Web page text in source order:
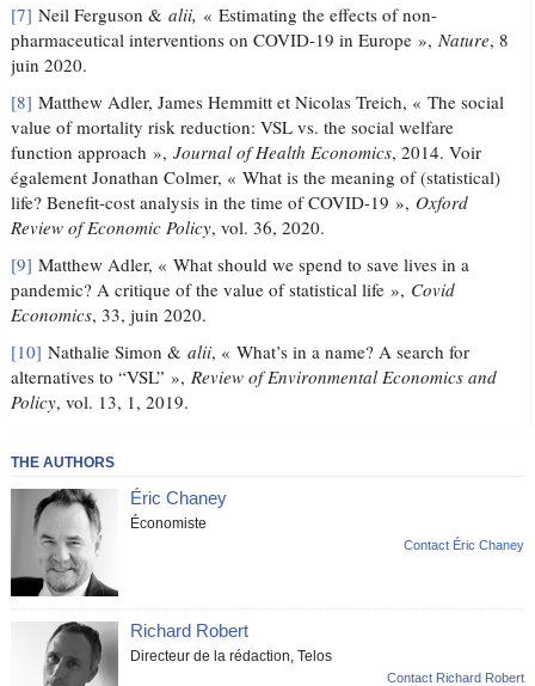
[7] Neil Ferguson &alii, « Estimating the effects of non-
pharmaceutical interventions on COVID-19 in Europe », Nature, 8
juin 2020.
[8] Matthew Adler, James Hemmitt et Nicolas Treich, « The social
value of mortality risk reduction: VSL vs. the social welfare
function approach »,Journal of Health Economics, 2014. Voir
également Jonathan Colmer, « What is the meaning of (statistical)
life? Benefit-cost analysis in the time of COVID-19 », Oxford
Review of Economic Policy, vol. 36, 2020.
[9] Matthew Adler, « What should we spend to save lives in a
pandemic? A critique of the value of statistical life », Covid
Economics, 33, juin 2020.
[10] Nathalie Simon &alii, « What’s in a name? A search for
alternatives to “VSL” », Review of Environmental Economics and
Policy, vol. 13, 1, 2019.
THE AUTHORS
Éric Chaney
Économiste
Contact Éric Chaney
Richard Robert
Directeur de la rédaction, Telos
Contact Richard Robert